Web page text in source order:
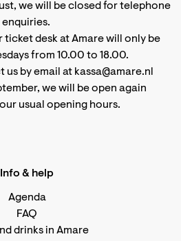
we will be closed for telephone
enquiries.
ticket desk at Amare will only be
from 10.00 to 18.00.
by email at kassa@amare.nl
we will be open again
our usual opening hours.
Info & help
Agenda
FAQ
drinks in Amare